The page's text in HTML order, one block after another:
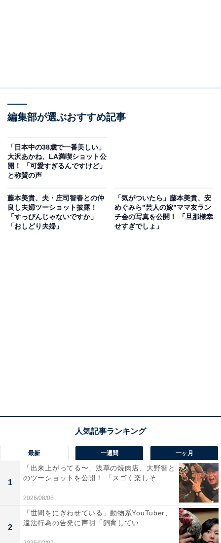
編集部が選ぶおすすめ記事
「日本中の38歳で一番美しい」
大沢あかね、LA満喫ショット公
開！ 「可愛すぎるんですけど」
と称賛の声
藤本美貴、夫・庄司智春との仲
良し夫婦ツーショット披露！
「すっぴんじゃないですか」
「おしどり夫婦」
「気がついたら」藤本美貴、安
めぐみら”芸人の嫁”ママ友ラン
チ会の写真を公開！ 「旦那様幸
せすぎでしょ」
最新 一週間 一ヶ月
1
「出来上がってる〜」浅草の焼肉店、大野智と
のツーショットを公開！ 「スゴく楽しそ...
2026/08/08
2
「世間をにぎわせている」動物系YouTuber、
違法行為の告発に声明「飼育してい...